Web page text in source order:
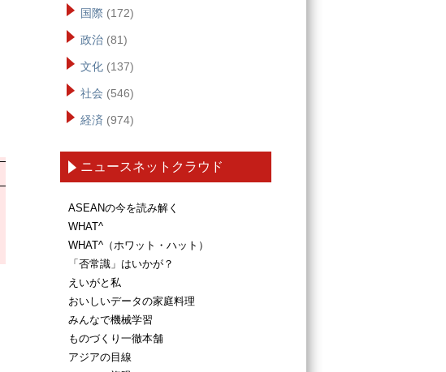
国際 (172)
政治 (81)
文化 (137)
社会 (546)
経済 (974)
ニュースネットクラウド
ASEANの今を読み解く
WHAT^
WHAT^（ホワット・ハット）
「否常識」はいかが？
えいがと私
おいしいデータの家庭料理
みんなで機械学習
ものづくり一徹本舗
アジアの目線